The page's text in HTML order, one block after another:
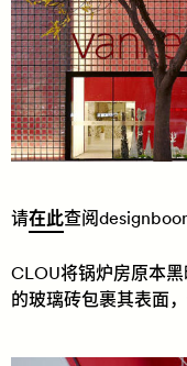
请在此查阅
CLOU将锅炉房原本
的玻璃砖包裹其表面